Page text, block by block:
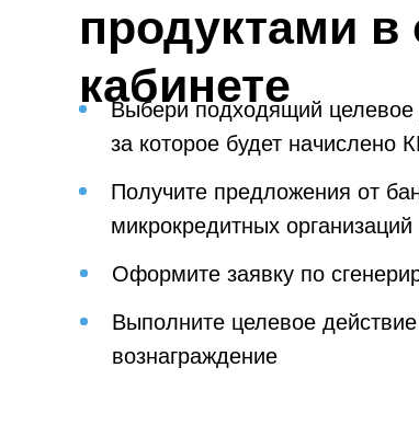
продуктами в
кабинете
Выбери подходящий целевое
за которое будет начислено
Получите предложения от
микрокредитных организаций
Оформите заявку по
Выполните целевое
вознаграждение